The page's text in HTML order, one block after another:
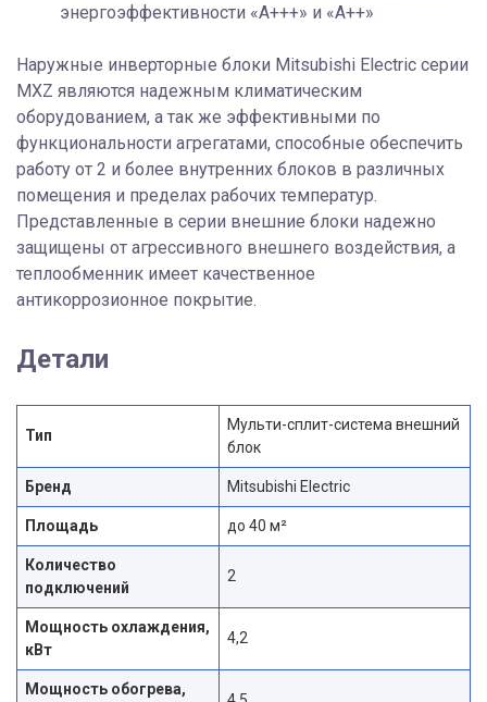
энергоэффективности «А+++» и «А++»
Наружные инверторные блоки Mitsubishi Electric серии
MXZ являются надежным климатическим
оборудованием, а так же эффективными по
функциональности агрегатами, способные обеспечить
работу от 2 и более внутренних блоков в различных
помещения и пределах рабочих температур.
Представленные в серии внешние блоки надежно
защищены от агрессивного внешнего воздействия, а
теплообменник имеет качественное
антикоррозионное покрытие.
Детали
Тип
Мульти-сплит-система внешний
блок
Бренд Mitsubishi Electric
Площадь до 40 м²
Количество
подключений
2
Мощность охлаждения,
кВт
4,2
Мощность обогрева,